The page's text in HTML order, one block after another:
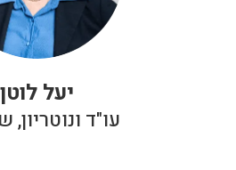
יעל לוטן
עו"ד